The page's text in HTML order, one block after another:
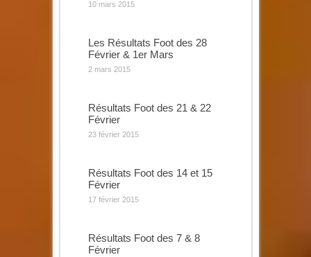
10 mars 2015
Les Résultats Foot des 28
Février & 1er Mars
2 mars 2015
Résultats Foot des 21 & 22
Février
23 février 2015
Résultats Foot des 14 et 15
Février
17 février 2015
Résultats Foot des 7 & 8
Février